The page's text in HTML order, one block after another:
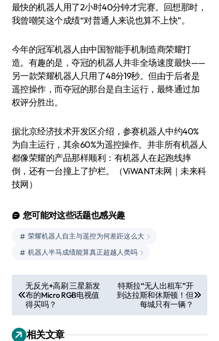
最快的机器人用了2小时40分钟才完赛。回想那时，
我曾嘲笑这个成绩“对普通人来说也算不上快”。
今年的冠军机器人由中国智能手机制造商荣耀打
造。有趣的是，夺冠的机器人并非全场速度最快——
另一款荣耀机器人只用了48分19秒。但由于后者是
遥控操作，而夺冠的那台是自主运行，最终通过加
权评分胜出。
据北京经济技术开发区介绍，参赛机器人中约40%
为自主运行，其余60%为遥控操作。并非所有机器人
都像荣耀的产品那样顺利：有机器人在起跑线摔
倒，还有一台撞上了护栏。（ViWANT未网｜未来科
技网）
您可能对这些话题也感兴趣
荣耀机器人自主与遥控为何差距这么大
机器人半马成绩能算真正超越人类吗
章
导
航
无反光+高刷 三星新发
布的Micro RGB电视值
得买吗？
特斯拉“无人出租车”开
到达拉斯和休斯顿！但
每城只有一辆？
相关文章